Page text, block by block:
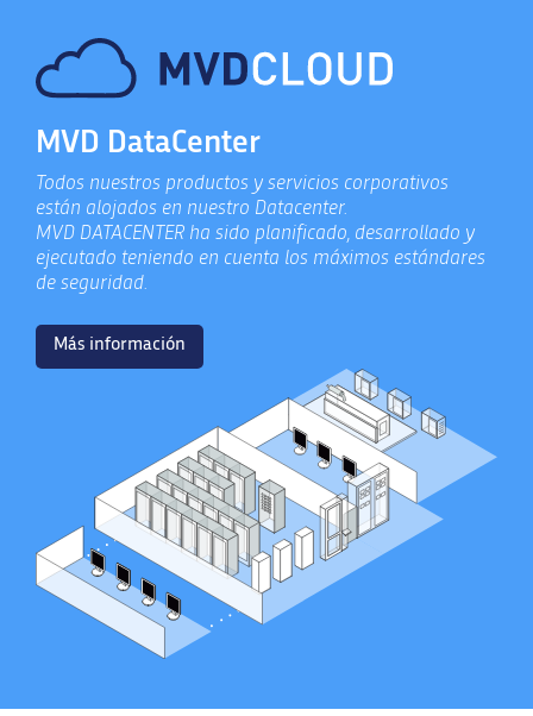
MVD DataCenter
Todos nuestros productos y servicios corporativos
están alojados en nuestro Datacenter.
MVD DATACENTER ha sido planificado, desarrollado y
ejecutado teniendo en cuenta los máximos estándares
de seguridad.
Más información